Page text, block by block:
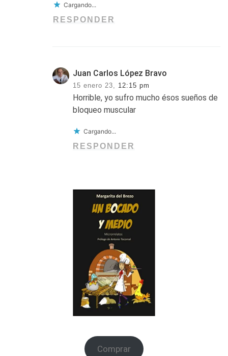
Cargando...
RESPONDER
Juan Carlos López Bravo
15 enero 23, 12:15 pm
Horrible, yo sufro mucho ésos sueños de
bloqueo muscular
Cargando...
RESPONDER
Comprar